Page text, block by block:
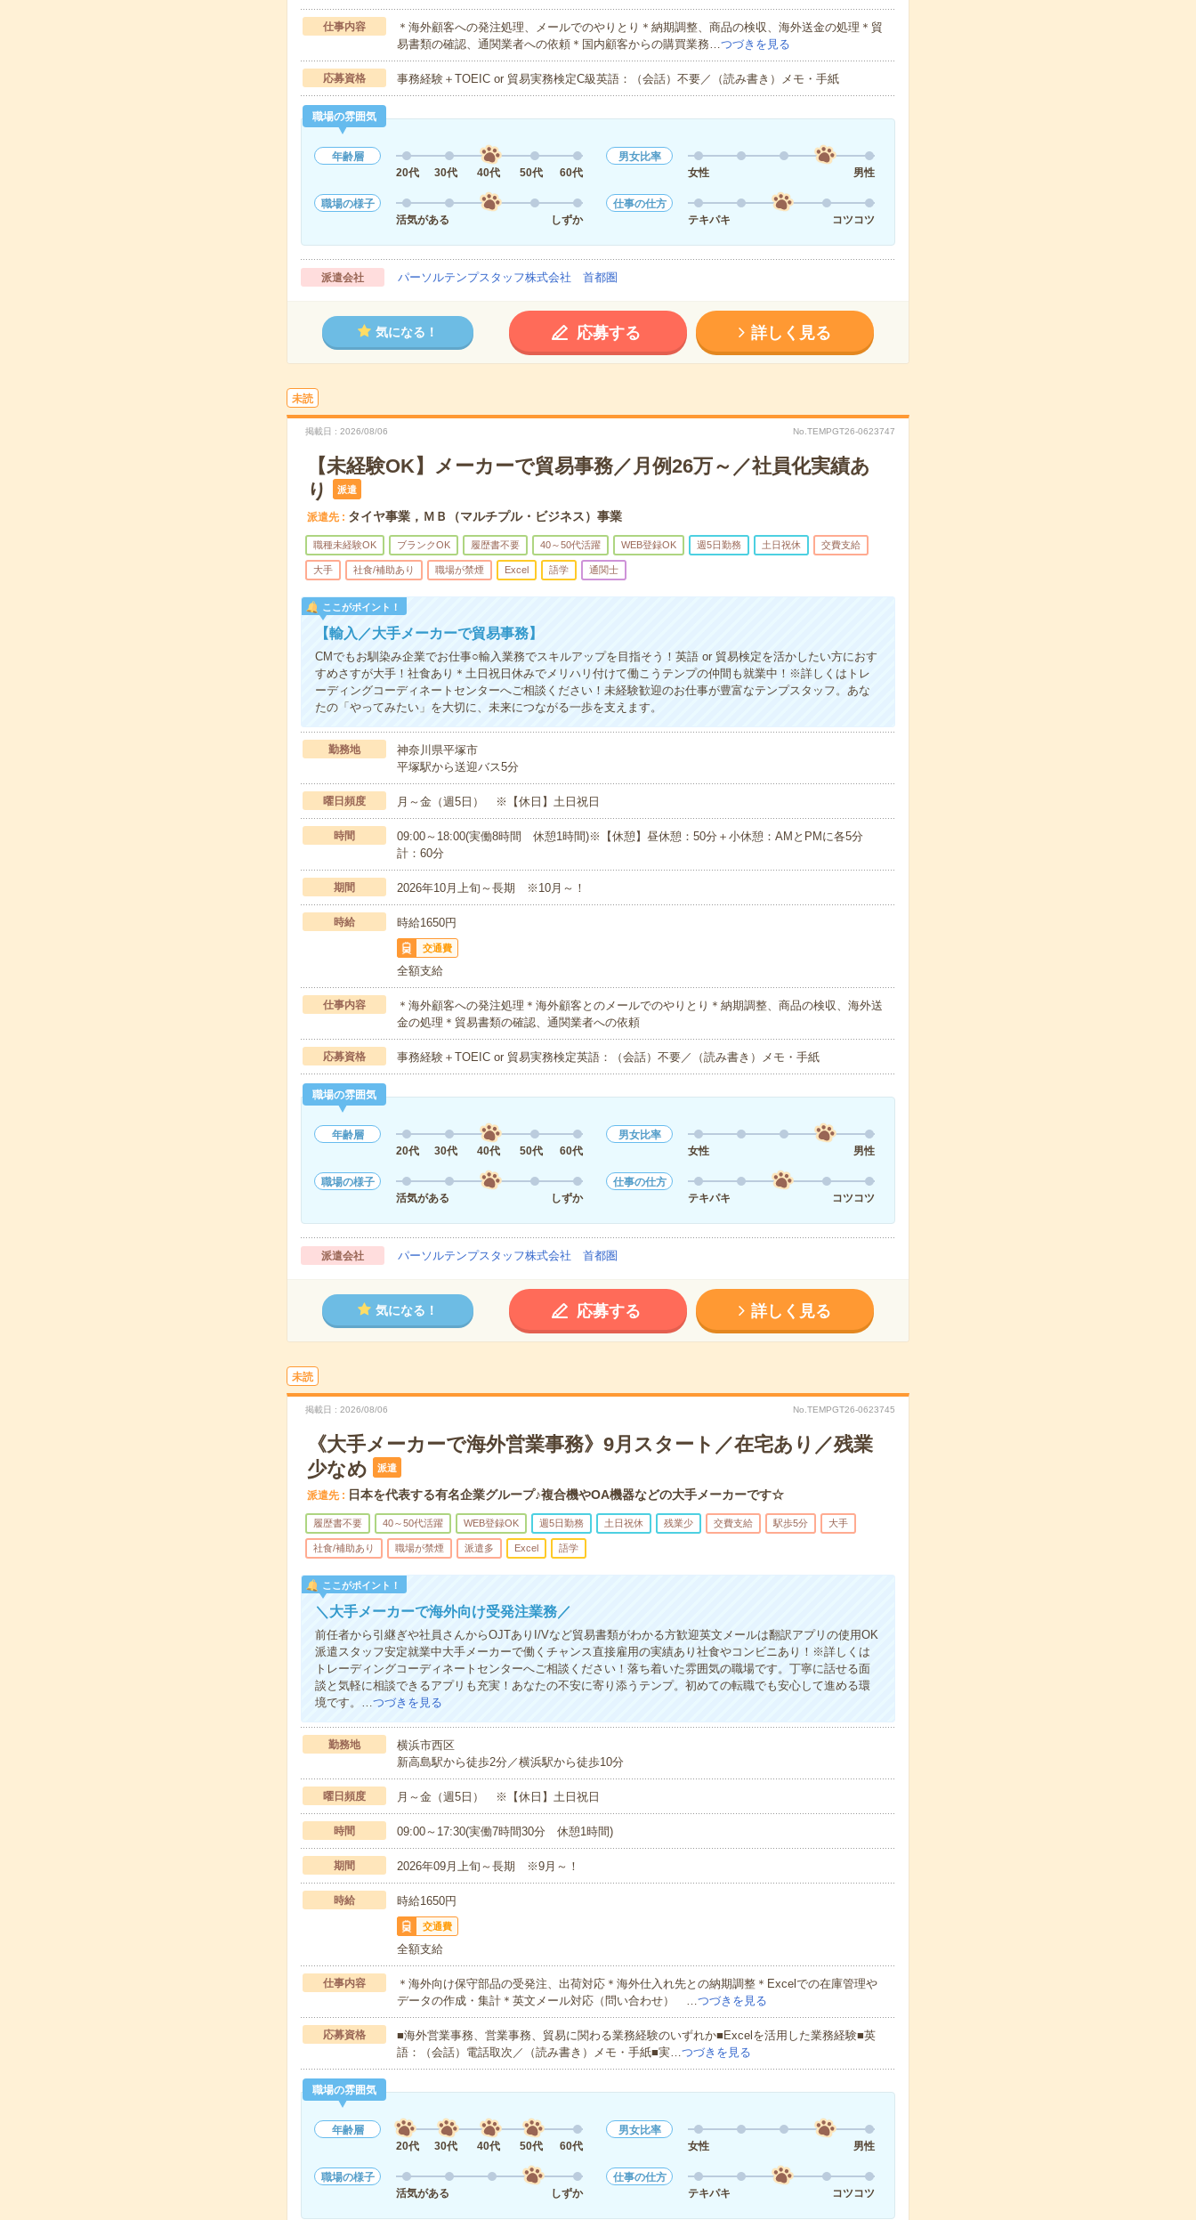
仕事内容
＊海外顧客への発注処理、メールでのやりとり＊納期調整、商品の検収、海外送金の処理＊貿
易書類の確認、通関業者への依頼＊国内顧客からの購買業務…つづきを見る
応募資格 事務経験＋TOEIC or 貿易実務検定C級英語：（会話）不要／（読み書き）メモ・手紙
職場の雰囲気
年齢層
20代
30代 40代 50代 60代
男女比率
女性
男性
職場の様子
活気がある
しずか
仕事の仕方
テキパキ
コツコツ
派遣会社 パーソルテンプスタッフ株式会社 首都圏
気になる！ 応募する 詳しく見る
未読
掲載日 2026/08/06 No.TEMPGT26-0623747
【未経験OK】メーカーで貿易事務／月例26万～／社員化実績あ
り
派遣
派遣先 タイヤ事業，ＭＢ（マルチプル・ビジネス）事業
職種未経験OK ブランクOK 履歴書不要 40～50代活躍 WEB登録OK 週5日勤務 土日祝休 交費支給
大手 社食/補助あり 職場が禁煙 Excel 語学 通関士
ここがポイント！
【輸入／大手メーカーで貿易事務】
CMでもお馴染み企業でお仕事○輸入業務でスキルアップを目指そう！英語 or 貿易検定を活かしたい方におす
すめさすが大手！社食あり＊土日祝日休みでメリハリ付けて働こうテンプの仲間も就業中！※詳しくはトレ
ーディングコーディネートセンターへご相談ください！未経験歓迎のお仕事が豊富なテンプスタッフ。あな
たの「やってみたい」を大切に、未来につながる一歩を支えます。
勤務地
神奈川県平塚市
平塚駅から送迎バス5分
曜日頻度 月～金（週5日） ※【休日】土日祝日
時間
09:00～18:00(実働8時間 休憩1時間)※【休憩】昼休憩：50分＋小休憩：AMとPMに各5分
計：60分
期間 2026年10月上旬～長期 ※10月～！
時給 時給1650円
交通費
全額支給
仕事内容
＊海外顧客への発注処理＊海外顧客とのメールでのやりとり＊納期調整、商品の検収、海外送
金の処理＊貿易書類の確認、通関業者への依頼
応募資格 事務経験＋TOEIC or 貿易実務検定英語：（会話）不要／（読み書き）メモ・手紙
職場の雰囲気
年齢層
20代
30代 40代 50代 60代
男女比率
女性
男性
職場の様子
活気がある
しずか
仕事の仕方
テキパキ
コツコツ
派遣会社 パーソルテンプスタッフ株式会社 首都圏
気になる！ 応募する 詳しく見る
未読
掲載日 2026/08/06 No.TEMPGT26-0623745
《大手メーカーで海外営業事務》9月スタート／在宅あり／残業
少なめ
派遣
派遣先 日本を代表する有名企業グループ♪複合機やOA機器などの大手メーカーです☆
履歴書不要 40～50代活躍 WEB登録OK 週5日勤務 土日祝休 残業少 交費支給 駅歩5分 大手
社食/補助あり 職場が禁煙 派遣多 Excel 語学
ここがポイント！
＼大手メーカーで海外向け受発注業務／
前任者から引継ぎや社員さんからOJTありI/Vなど貿易書類がわかる方歓迎英文メールは翻訳アプリの使用OK
派遣スタッフ安定就業中大手メーカーで働くチャンス直接雇用の実績あり社食やコンビニあり！※詳しくは
トレーディングコーディネートセンターへご相談ください！落ち着いた雰囲気の職場です。丁寧に話せる面
談と気軽に相談できるアプリも充実！あなたの不安に寄り添うテンプ。初めての転職でも安心して進める環
境です。…つづきを見る
勤務地
横浜市西区
新高島駅から徒歩2分／横浜駅から徒歩10分
曜日頻度 月～金（週5日） ※【休日】土日祝日
時間 09:00～17:30(実働7時間30分 休憩1時間)
期間 2026年09月上旬～長期 ※9月～！
時給 時給1650円
交通費
全額支給
仕事内容
＊海外向け保守部品の受発注、出荷対応＊海外仕入れ先との納期調整＊Excelでの在庫管理や
データの作成・集計＊英文メール対応（問い合わせ） …つづきを見る
応募資格
■海外営業事務、営業事務、貿易に関わる業務経験のいずれか■Excelを活用した業務経験■英
語：（会話）電話取次／（読み書き）メモ・手紙■実…つづきを見る
職場の雰囲気
年齢層
20代
30代 40代 50代 60代
男女比率
女性
男性
職場の様子
活気がある
しずか
仕事の仕方
テキパキ
コツコツ